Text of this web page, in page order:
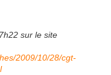
sur le site
2009/10/28/cgt-